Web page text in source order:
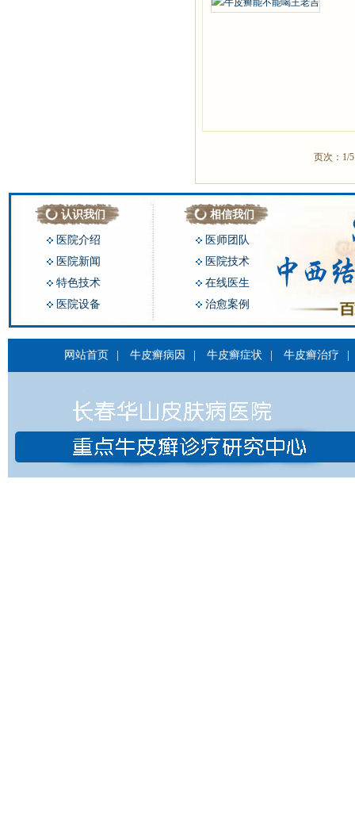
页次：1/
认识我们
医院介绍
医院新闻
特色技术
医院设备
相信我们
医师团队
医院技术
在线医生
治愈案例
网站首页 牛皮癣病因 牛皮癣症状 牛皮癣治疗